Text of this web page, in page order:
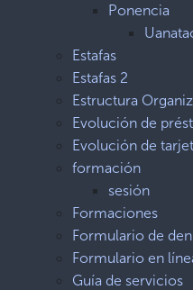
Ponencia
Estafas
Estafas 2
Estructura
Evolución de
Evolución de
formación
sesión
Formaciones
Formulario de
Formulario en
Guía de servicios